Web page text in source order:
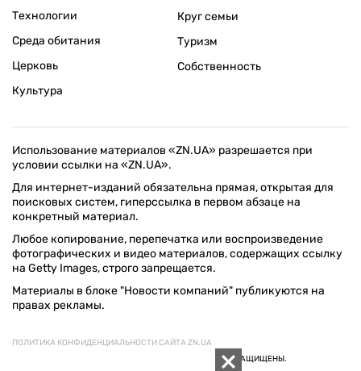
Технологии
Среда обитания
Церковь
Культура
Круг семьи
Туризм
Собственность
Использование материалов «ZN.UA» разрешается при
условии ссылки на «ZN.UA».
Для интернет-изданий обязательна прямая, открытая для
поисковых систем, гиперссылка в первом абзаце на
конкретный материал.
Любое копирование, перепечатка или воспроизведение
фотографических и видео материалов, содержащих ссылку
на Getty Images, строго запрещается.
Материалы в блоке "Новости компаний" публикуются на
правах рекламы.
ПОЛИТИКА КОНФИДЕНЦИАЛЬНОСТИ САЙТА ZN.UA
© 1994–2026 «ЗЕРКАЛО НЕДЕЛИ. УКРАИНА». ВСЕ ПРАВА ЗАЩИЩЕНЫ.